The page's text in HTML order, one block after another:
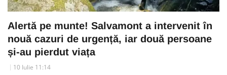
Alertă pe munte! Salvamont a intervenit în
nouă cazuri de urgență, iar două persoane
și-au pierdut viața
10 Iulie 11:14